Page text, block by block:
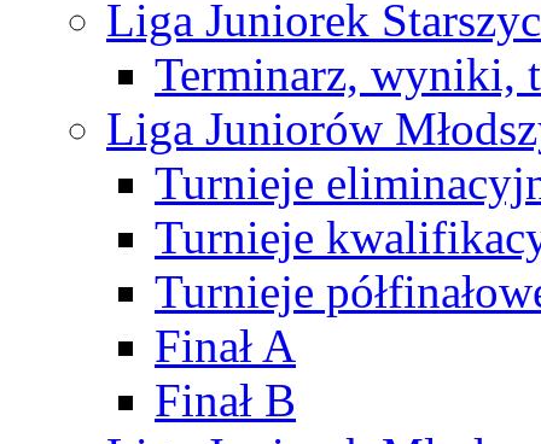
Liga Juniorek
Terminarz, wyniki,
Liga Juniorów
Turnieje
Turnieje
Turnieje
Finał A
Finał B